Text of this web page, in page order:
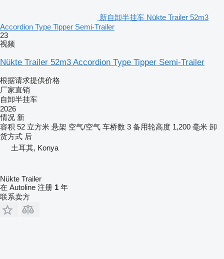
新自卸半挂车 Nükte Trailer 52m3
Accordion Type Tipper Semi-Trailer
23
视频
Nükte Trailer 52m3 Accordion Type Tipper Semi-Trailer
根据请求提供价格
厂家直销
自卸半挂车
2026
情况 新
容积 52 立方米 悬架 空气/空气 车桥数 3 备用轮高度 1,200 毫米 卸
货方式 后
土耳其, Konya
Nükte Trailer
在 Autoline 注册 1 年
联系卖方